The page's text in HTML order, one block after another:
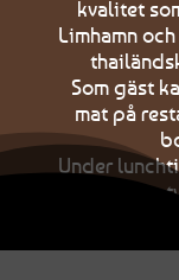
kvalitet
Limhamn
Som gäst
mat på
Under
du kan välja
äggnudlar